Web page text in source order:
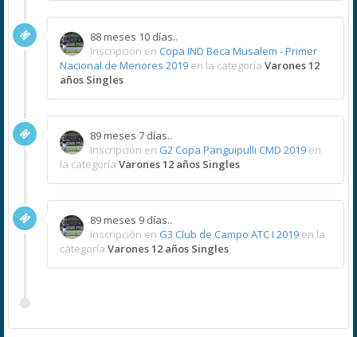
88 meses 10 días..
Inscripción en Copa IND Beca Musalem - Primer
Nacional de Menores 2019 en la categoría Varones 12
años Singles
89 meses 7 días..
Inscripción en G2 Copa Panguipulli CMD 2019 en
la categoría Varones 12 años Singles
89 meses 9 días..
Inscripción en G3 Club de Campo ATC I 2019 en la
categoría Varones 12 años Singles